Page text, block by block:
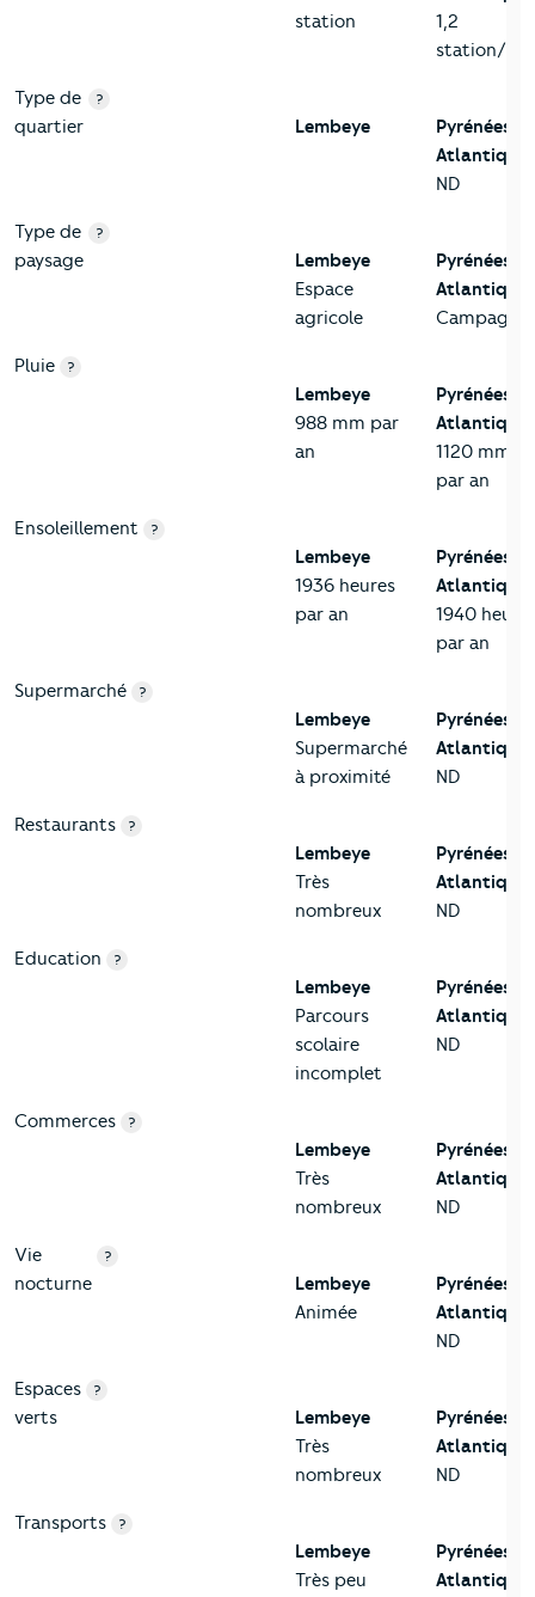
station
1,2
station/
Type de
quartier
?
Lembeye
Pyrénées-
Atlantiques
ND
Type de
paysage
?
Lembeye
Espace
agricole
Pyrénées-
Atlantiques
Campagne
Pluie ?
Lembeye
988 mm par
an
Pyrénées-
Atlantiques
1120 mm
par an
Ensoleillement ?
Lembeye
1936 heures
par an
Pyrénées-
Atlantiques
1940
par an
Supermarché ?
Lembeye
Supermarché
à proximité
Pyrénées-
Atlantiques
ND
Restaurants ?
Lembeye
Très
nombreux
Pyrénées-
Atlantiques
ND
Education ?
Lembeye
Parcours
scolaire
incomplet
Pyrénées-
Atlantiques
ND
Commerces ?
Lembeye
Très
nombreux
Pyrénées-
Atlantiques
ND
Vie
nocturne
?
Lembeye
Animée
Pyrénées-
Atlantiques
ND
Espaces
verts
?
Lembeye
Très
nombreux
Pyrénées-
Atlantiques
ND
Transports ?
Lembeye
Très peu
Pyrénées-
Atlantiques